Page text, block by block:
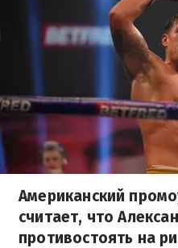
Американский
считает, что
противостоять на